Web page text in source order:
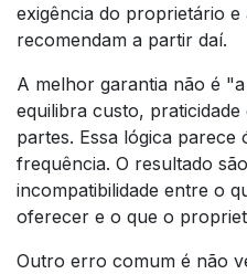
exigência do proprietário
recomendam a partir daí.
A melhor garantia não é
equilibra custo,
partes. Essa lógica parece
frequência. O resultado
incompatibilidade entre o
oferecer e o que o
Outro erro comum é não